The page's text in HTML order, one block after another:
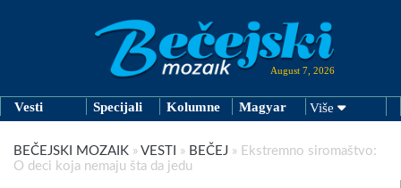
August 7, 2026
Vesti Specijali Kolumne Magyar Više
BEČEJSKI MOZAIK » VESTI » BEČEJ » Ekstremno siromaštvo:
O deci koja nemaju šta da jedu